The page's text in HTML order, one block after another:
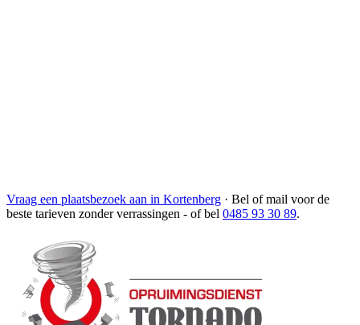
Vraag een plaatsbezoek aan in Kortenberg · Bel of mail voor de
beste tarieven zonder verrassingen - of bel 0485 93 30 89.